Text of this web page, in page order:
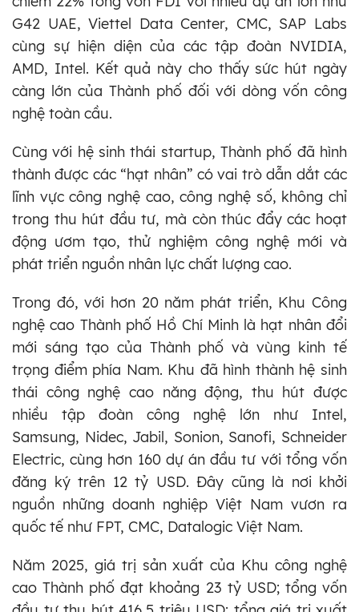
G42 UAE, Viettel Data Center, CMC, SAP Labs
cùng sự hiện diện của các tập đoàn NVIDIA,
AMD, Intel. Kết quả này cho thấy sức hút ngày
càng lớn của Thành phố đối với dòng vốn công
nghệ toàn cầu.
Cùng với hệ sinh thái startup, Thành phố đã hình
thành được các “hạt nhân” có vai trò dẫn dắt các
lĩnh vực công nghệ cao, công nghệ số, không chỉ
trong thu hút đầu tư, mà còn thúc đẩy các hoạt
động ươm tạo, thử nghiệm công nghệ mới và
phát triển nguồn nhân lực chất lượng cao.
Trong đó, với hơn 20 năm phát triển, Khu Công
nghệ cao Thành phố Hồ Chí Minh là hạt nhân đổi
mới sáng tạo của Thành phố và vùng kinh tế
trọng điểm phía Nam. Khu đã hình thành hệ sinh
thái công nghệ cao năng động, thu hút được
nhiều tập đoàn công nghệ lớn như Intel,
Samsung, Nidec, Jabil, Sonion, Sanofi, Schneider
Electric, cùng hơn 160 dự án đầu tư với tổng vốn
đăng ký trên 12 tỷ USD. Đây cũng là nơi khởi
nguồn những doanh nghiệp Việt Nam vươn ra
quốc tế như FPT, CMC, Datalogic Việt Nam.
Năm 2025, giá trị sản xuất của Khu công nghệ
cao Thành phố đạt khoảng 23 tỷ USD; tổng vốn